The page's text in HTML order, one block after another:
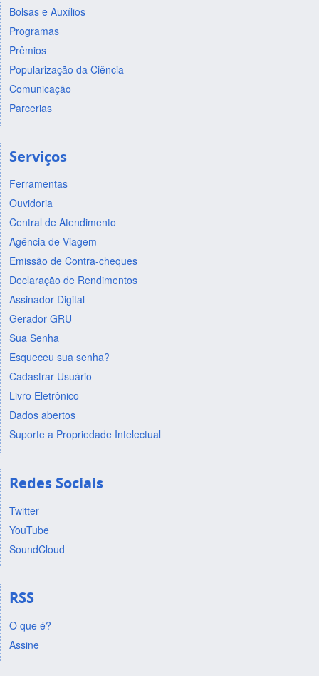
Bolsas e Auxílios
Programas
Prêmios
Popularização da Ciência
Comunicação
Parcerias
Serviços
Ferramentas
Ouvidoria
Central de Atendimento
Agência de Viagem
Emissão de Contra-cheques
Declaração de Rendimentos
Assinador Digital
Gerador GRU
Sua Senha
Esqueceu sua senha?
Cadastrar Usuário
Livro Eletrônico
Dados abertos
Suporte a Propriedade Intelectual
Redes Sociais
Twitter
YouTube
SoundCloud
RSS
O que é?
Assine